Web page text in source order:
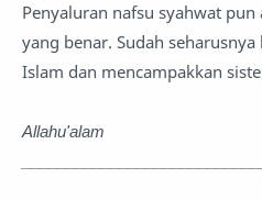
Penyaluran nafsu syahwat
yang benar. Sudah
Islam dan mencampakkan
Allahu'alam